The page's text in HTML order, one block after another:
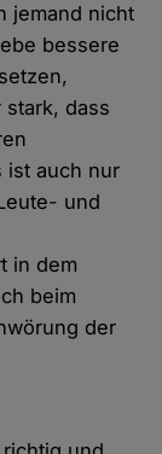
jemand nicht
bessere
dass
ist auch nur
und
in dem
beim
der